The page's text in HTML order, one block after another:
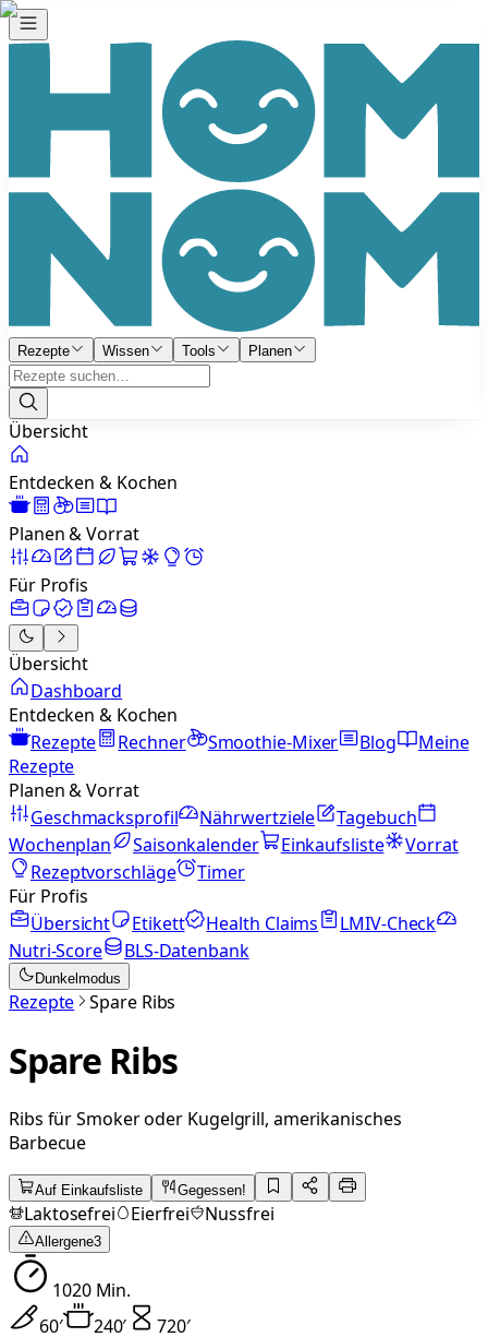
Rezepte Wissen Tools Planen
Übersicht
Entdecken & Kochen
Planen & Vorrat
Für Profis
Übersicht
Dashboard
Entdecken & Kochen
Rezepte
Rechner Smoothie-Mixer Blog
Meine
Rezepte
Planen & Vorrat
Geschmacksprofil
Nährwertziele
Tagebuch
Wochenplan
Saisonkalender Einkaufsliste
Vorrat
Rezeptvorschläge
Timer
Für Profis
Übersicht
Etikett Health Claims
LMIV-Check
Nutri-Score
BLS-Datenbank
Dunkelmodus
Rezepte Spare Ribs
Spare Ribs
Ribs für Smoker oder Kugelgrill, amerikanisches
Barbecue
Auf Einkaufsliste Gegessen!
Laktosefrei Eierfrei Nussfrei
Allergene3
1020Min.
60′ 240′ 720′